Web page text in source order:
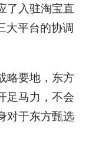
了入驻淘宝直
大平台的协调
略要地，东方
足马力，不会
对于东方甄选